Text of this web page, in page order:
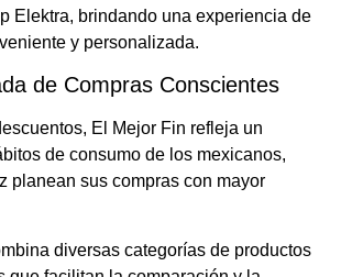
Elektra, brindando una experiencia de
y personalizada.
de Compras Conscientes
El Mejor Fin refleja un
de consumo de los mexicanos,
planean sus compras con mayor
diversas categorías de productos